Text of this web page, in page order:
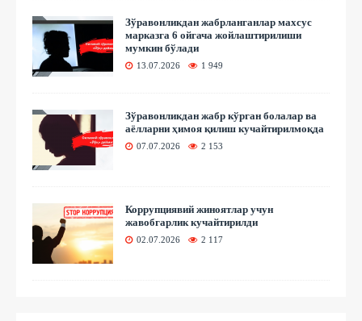
Зўравонликдан жабрланганлар махсус
марказга 6 ойгача жойлаштирилиши
мумкин бўлади
13.07.2026 1 949
Зўравонликдан жабр кўрган болалар ва
аёлларни ҳимоя қилиш кучайтирилмоқда
07.07.2026 2 153
Коррупциявий жиноятлар учун
жавобгарлик кучайтирилди
02.07.2026 2 117